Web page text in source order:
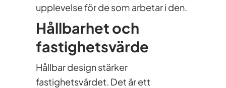
upplevelse för de som arbetar i den.
Hållbarhet och
fastighetsvärde
Hållbar design stärker
fastighetsvärdet. Det är ett